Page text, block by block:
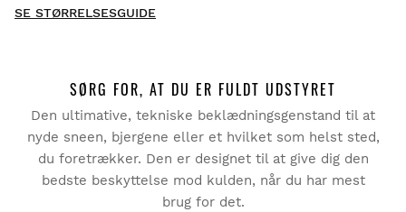
Prøv vores produkter komfortabelt i eget hjem.
Du har 30 dage fra leveringsdatoen og frem til at
anmode om en returnering. Returnering af
produkter for
at bytte
størrelse
er helt
GRATIS!
produkt -
SE STØRRELSESGUIDE
SØRG FOR, AT DU ER FULDT UDSTYRET
Den ultimative, tekniske beklædningsgenstand til at
nyde sneen, bjergene eller et hvilket som helst sted,
du foretrækker. Den er designet til at give dig den
bedste beskyttelse mod kulden, når du har mest
brug for det.